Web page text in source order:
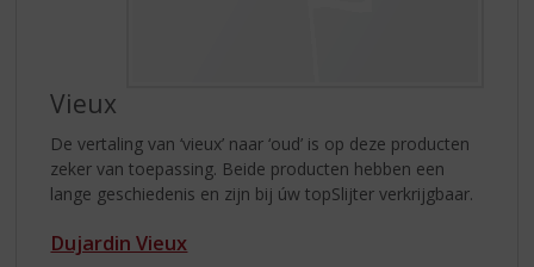
Vieux
De vertaling van ‘vieux’ naar ‘oud’ is op deze producten
zeker van toepassing. Beide producten hebben een
lange geschiedenis en zijn bij úw topSlijter verkrijgbaar.
Dujardin Vieux